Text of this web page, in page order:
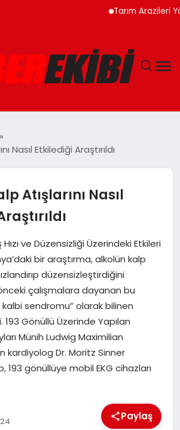
Tarım Arazileri
Nasıl Etkilediği Araştırıldı
Atışlarını Nasıl
ve Düzensizliği Üzerindeki Etkileri
bir araştırma, alkolün kalp
düzensizleştirdiğini
çalışmalara dayanan bu
sendromu” olarak bilinen
Gönüllü Üzerinde Yapılan
Münih Ludwig Maximilian
kardiyolog Dr. Moritz Sinner
193 gönüllüye mobil EKG cihazları
Paylaş